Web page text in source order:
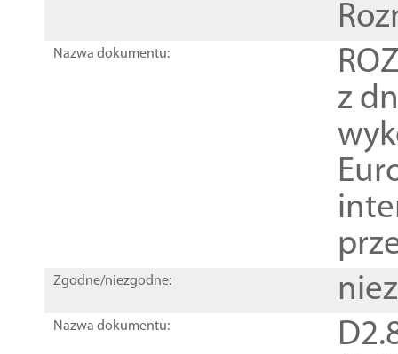
Nazwa dokumentu:
z
Zgodne/niezgodne:
Nazwa dokumentu: